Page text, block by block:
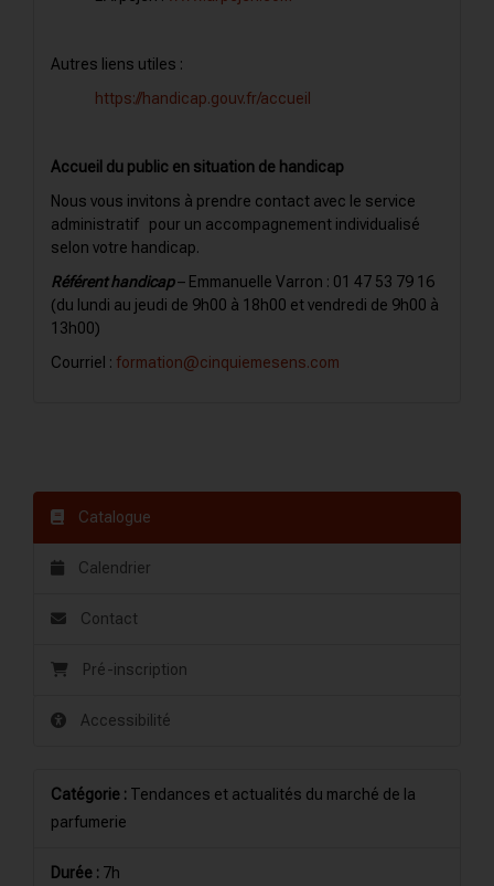
Autres liens utiles :
https://handicap.gouv.fr/accueil
Accueil du public en situation de handicap
Nous vous invitons à prendre contact avec le service
administratif pour un accompagnement individualisé
selon votre handicap.
Référent handicap– Emmanuelle Varron : 01 47 53 79 16
(du lundi au jeudi de 9h00 à 18h00 et vendredi de 9h00 à
13h00)
Courriel : formation@cinquiemesens.com
Catalogue
Calendrier
Contact
Pré-inscription
Accessibilité
Catégorie : Tendances et actualités du marché de la
parfumerie
Durée : 7h